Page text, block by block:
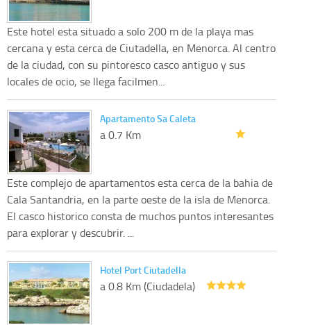
Este hotel esta situado a solo 200 m de la playa mas
cercana y esta cerca de Ciutadella, en Menorca. Al centro
de la ciudad, con su pintoresco casco antiguo y sus
locales de ocio, se llega facilmen...
Apartamento Sa Caleta
a 0.7 Km
Este complejo de apartamentos esta cerca de la bahia de
Cala Santandria, en la parte oeste de la isla de Menorca.
El casco historico consta de muchos puntos interesantes
para explorar y descubrir. ...
Hotel Port Ciutadella
a 0.8 Km (Ciudadela)